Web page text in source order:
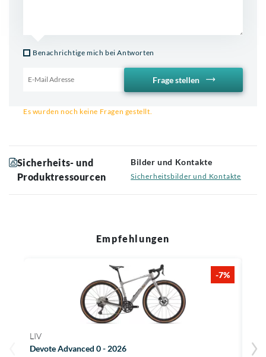
Benachrichtige mich bei Antworten
Frage stellen
Es wurden noch keine Fragen gestellt.
Sicherheits- und
Produktressourcen
Bilder und Kontakte
Sicherheitsbilder und Kontakte
Empfehlungen
-7%
LIV
Devote Advanced 0 - 2026